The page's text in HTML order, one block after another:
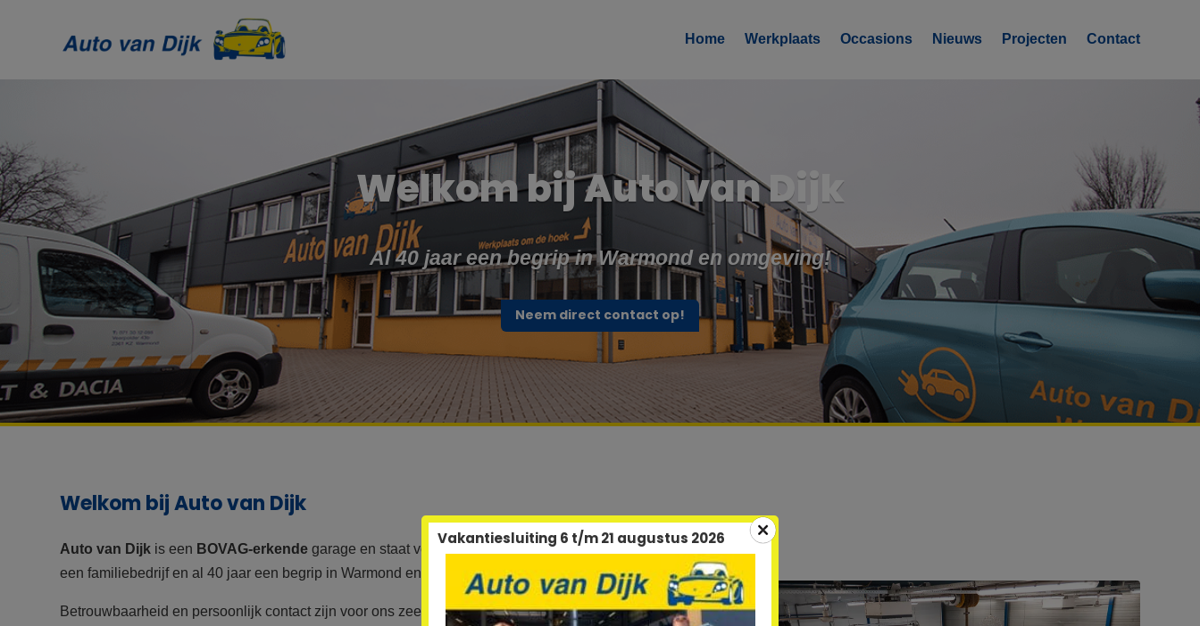
Home Werkplaats Occasions Nieuws Projecten Contact
Welkom bij Auto van Dijk
Al 40 jaar een begrip in Warmond en omgeving!
Neem direct contact op!
Welkom bij Auto van Dijk
Auto van Dijk is een BOVAG-erkende garage en staat voor hoge kwaliteit en service
. Wij zijn
een familiebedrijf en al 40 jaar een begrip in Warmond en omgeving.
Betrouwbaarheid en persoonlijk contact zijn voor ons zeer belangrijk. We denken met de klant mee
Vakantiesluiting 6 t/m 21 augustus 2026